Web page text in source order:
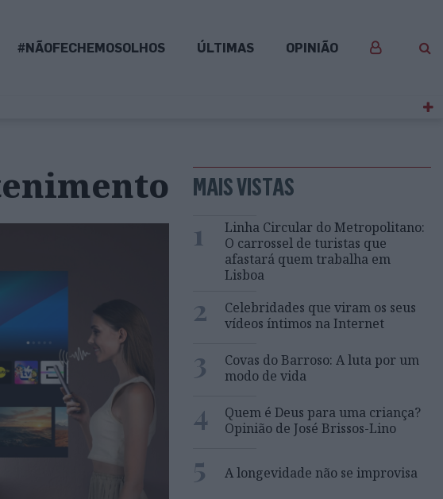
#NÃOFECHEMOSOLHOS ÚLTIMAS OPINIÃO
MAIS VISTAS
1
Linha Circular do Metropolitano:
O carrossel de turistas que
afastará quem trabalha em
Lisboa
2
Celebridades que viram os seus
vídeos íntimos na Internet
3
Covas do Barroso: A luta por um
modo de vida
4
Quem é Deus para uma criança?
Opinião de José Brissos-Lino
5 A longevidade não se improvisa